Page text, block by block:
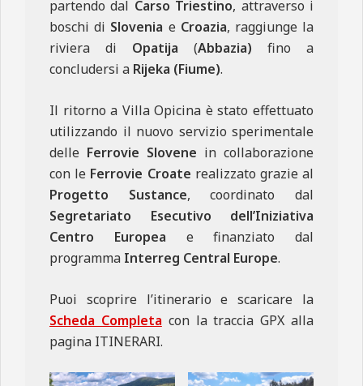
partendo dal Carso Triestino, attraverso i
boschi di Slovenia e Croazia, raggiunge la
riviera di Opatija (Abbazia) fino a
concludersi a Rijeka (Fiume).
Il ritorno a Villa Opicina è stato effettuato
utilizzando il nuovo servizio sperimentale
delle Ferrovie Slovene in collaborazione
con le Ferrovie Croate realizzato grazie al
Progetto Sustance, coordinato dal
Segretariato Esecutivo dell’Iniziativa
Centro Europea e finanziato dal
programma Interreg Central Europe.
Puoi scoprire l’itinerario e scaricare la
Scheda Completa con la traccia GPX alla
pagina ITINERARI.